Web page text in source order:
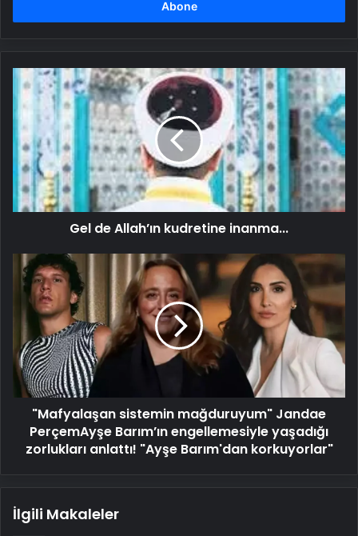
de
Allah’ın
kudretine
inanma...
Gel de Allah’ın kudretine inanma...
"Mafyalaşan
sistemin
mağduruyum"
Jandae
PerçemAyşe
Barım’ın
engellemesiyle
yaşadığı
zorlukları
anlattı!
"Ayşe
Barım'dan
"Mafyalaşan sistemin mağduruyum" Jandae
PerçemAyşe Barım’ın engellemesiyle yaşadığı
zorlukları anlattı! "Ayşe Barım'dan korkuyorlar"
İlgili Makaleler